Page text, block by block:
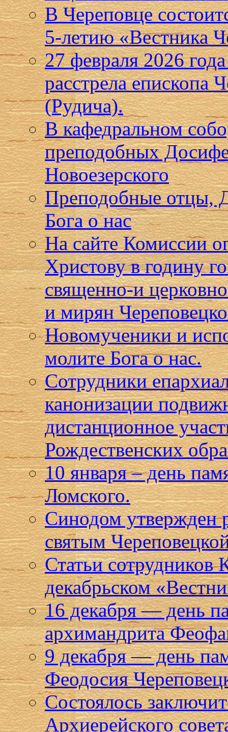
В Череповце
5-летию «Вестника
27 февраля 2026
расстрела епископа
(Рудича).
В кафедральном
преподобных
Новоезерского
Преподобные отцы,
Бога о нас
На сайте Комиссии
Христову в годину
священно-и
и мирян
Новомученики и
молите Бога о нас.
Сотрудники
канонизации
дистанционное
Рождественских
10 января – день
Ломского.
Синодом утвержден
святым
Статьи сотрудников
декабрьском
16 декабря — день
архимандрита
9 декабря — день
Феодосия
Состоялось
Архиерейского